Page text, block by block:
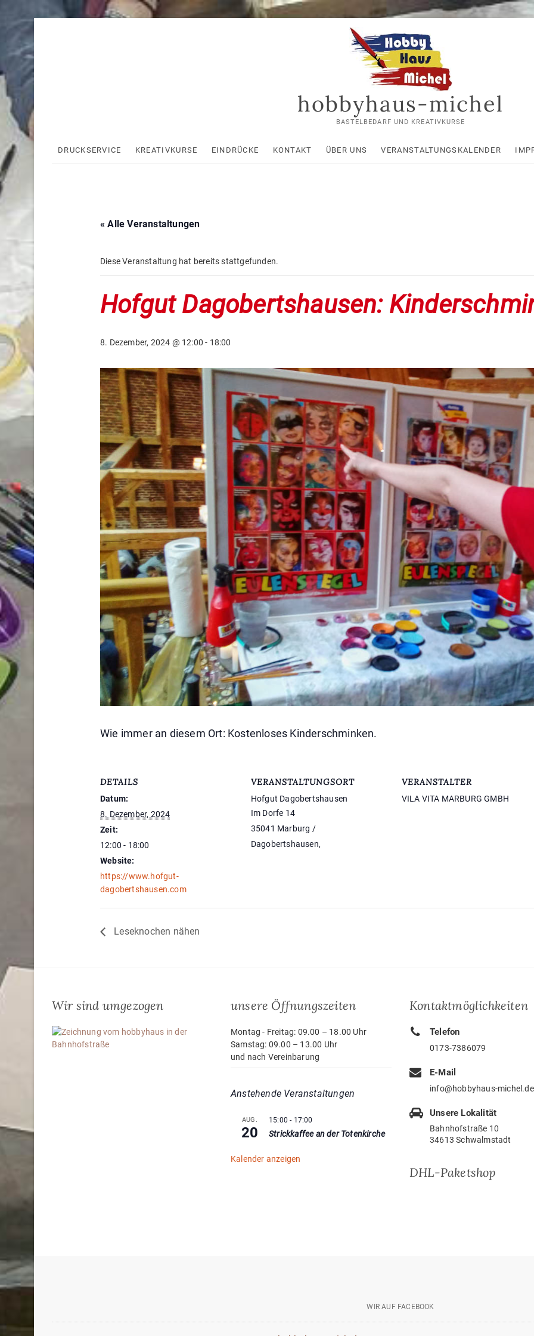
Skip
content
hobbyhaus-michel
BASTELBEDARF UND KREATIVKURSE
DRUCKSERVICE KREATIVKURSE EINDRÜCKE KONTAKT ÜBER UNS VERANSTALTUNGSKALENDER
« Alle Veranstaltungen
Diese Veranstaltung hat bereits stattgefunden.
Hofgut Dagobertshausen:
8. Dezember, 2024 @ 12:00 - 18:00
Wie immer an diesem Ort: Kostenloses Kinderschminken.
DETAILS
Datum:
8. Dezember, 2024
Zeit:
12:00 - 18:00
Website:
https://www.hofgut-
dagobertshausen.com
VERANSTALTUNGSORT
Hofgut Dagobertshausen
Im Dorfe 14
35041 Marburg /
Dagobertshausen,
VERANSTALTER
VILA VITA MARBURG GMBH
Leseknochen nähen
Wir sind umgezogen unsere Öffnungszeiten
Montag - Freitag: 09.00 – 18.00 Uhr
Samstag: 09.00 – 13.00 Uhr
und nach Vereinbarung
Anstehende Veranstaltungen
AUG.
20
15:00 - 17:00
Strickkaffee an der Totenkirche
Kalender anzeigen
Kontaktmöglichkeiten
Telefon
0173-7386079
E-Mail
info@hobbyhaus-michel.de
Unsere Lokalität
Bahnhofstraße 10
34613 Schwalmstadt
DHL-Paketshop
auf
facebook
WIR AUF FACEBOOK